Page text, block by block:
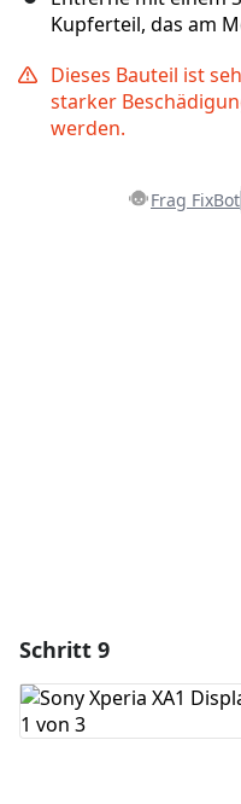
Kupferteil, das am
Dieses Bauteil ist
starker
werden.
Frag FixBot
Schritt 9